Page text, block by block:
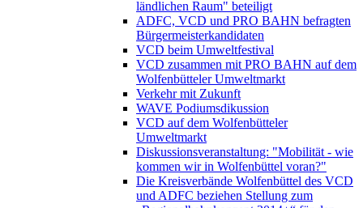
ländlichen Raum" beteiligt
ADFC, VCD und PRO BAHN befragten
Bürgermeisterkandidaten
VCD beim Umweltfestival
VCD zusammen mit PRO BAHN auf dem
Wolfenbütteler Umweltmarkt
Verkehr mit Zukunft
WAVE Podiumsdikussion
VCD auf dem Wolfenbütteler
Umweltmarkt
Diskussionsveranstaltung: "Mobilität - wie
kommen wir in Wolfenbüttel voran?"
Die Kreisverbände Wolfenbüttel des VCD
und ADFC beziehen Stellung zum